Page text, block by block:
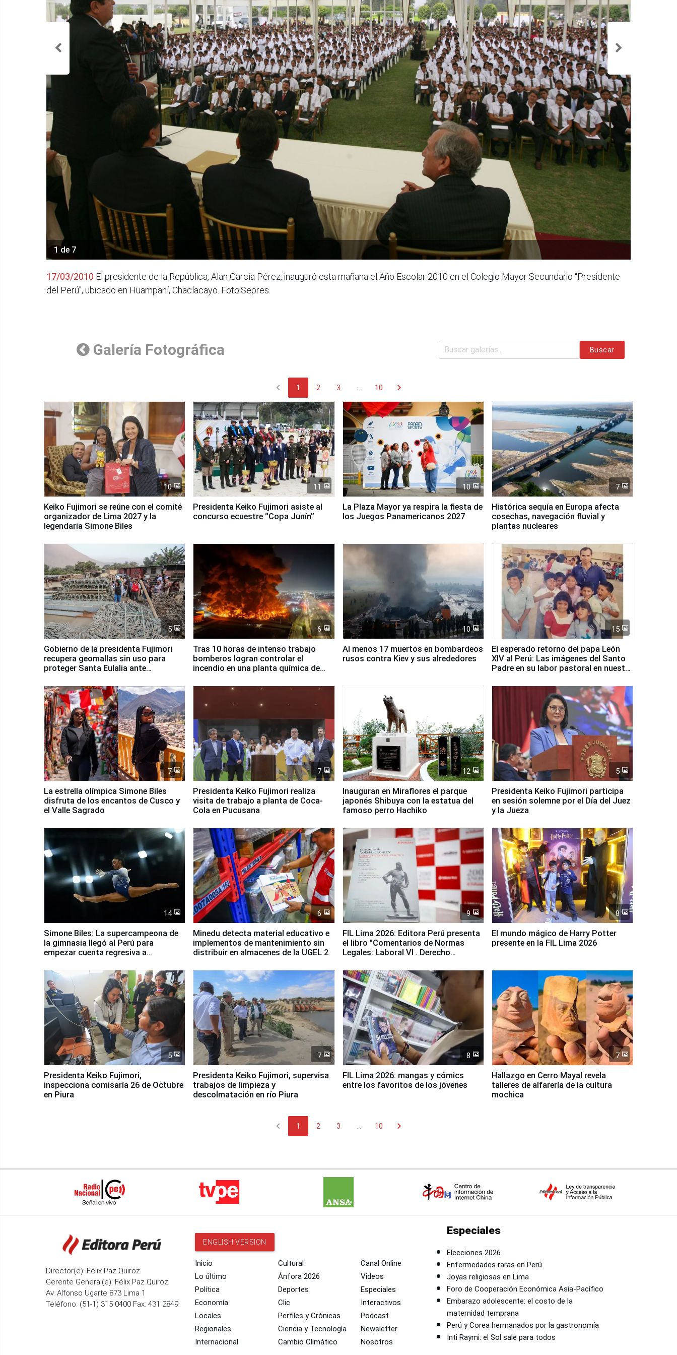
1 de 7
17/03/2010 El presidente de la República, Alan García Pérez, inauguró esta mañana el Año Escolar 2010 en el Colegio Mayor Secundario “Presidente
del Perú”, ubicado en Huampaní, Chaclacayo. Foto:Sepres.
Galería Fotográfica Buscar
chevron_left 1 2 3 10 chevron_right
10
Keiko Fujimori se reúne con el comité
organizador de Lima 2027 y la
legendaria Simone Biles
11
Presidenta Keiko Fujimori asiste al
concurso ecuestre “Copa Junín”
10
La Plaza Mayor ya respira la fiesta de
los Juegos Panamericanos 2027
7
Histórica sequía en Europa afecta
cosechas, navegación fluvial y
plantas nucleares
5
Gobierno de la presidenta Fujimori
recupera geomallas sin uso para
proteger Santa Eulalia ante
6
Tras 10 horas de intenso trabajo
bomberos logran controlar el
incendio en una planta química de
10
Al menos 17 muertos en bombardeos
rusos contra Kiev y sus alrededores
15
El esperado retorno del papa León
XIV al Perú: Las imágenes del Santo
Padre en su labor pastoral en nuestro
7
La estrella olímpica Simone Biles
disfruta de los encantos de Cusco y
el Valle Sagrado
7
Presidenta Keiko Fujimori realiza
visita de trabajo a planta de Coca-
Cola en Pucusana
12
Inauguran en Miraflores el parque
japonés Shibuya con la estatua del
famoso perro Hachiko
5
Presidenta Keiko Fujimori participa
en sesión solemne por el Día del Juez
y la Jueza
14
Simone Biles: La supercampeona de
la gimnasia llegó al Perú para
empezar cuenta regresiva a
6
Minedu detecta material educativo e
implementos de mantenimiento sin
distribuir en almacenes de la UGEL 2
9
FIL Lima 2026: Editora Perú presenta
el libro "Comentarios de Normas
Legales: Laboral Vl . Derecho
8
El mundo mágico de Harry Potter
presente en la FIL Lima 2026
5
Presidenta Keiko Fujimori,
inspecciona comisaría 26 de Octubre
en Piura
7
Presidenta Keiko Fujimori, supervisa
trabajos de limpieza y
descolmatación en río Piura
8
FIL Lima 2026: mangas y cómics
entre los favoritos de los jóvenes
7
Hallazgo en Cerro Mayal revela
talleres de alfarería de la cultura
mochica
chevron_left 1 2 3 10 chevron_right
Director(e): Félix Paz Quiroz
Gerente General(e): Félix Paz Quiroz
Av. Alfonso Ugarte 873 Lima 1
Teléfono: (51-1) 315 0400 Fax: 431 2849
ENGLISH VERSION
Inicio
Lo último
Política
Economía
Locales
Regionales
Internacional
Cultural
Ánfora 2026
Deportes
Clic
Perfiles y Crónicas
Ciencia y Tecnología
Cambio Climático
Canal Online
Videos
Especiales
Interactivos
Podcast
Newsletter
Nosotros
Especiales
Elecciones 2026
Enfermedades raras en Perú
Joyas religiosas en Lima
Foro de Cooperación Económica Asia-Pacífico
Embarazo adolescente: el costo de la
maternidad temprana
Perú y Corea hermanados por la gastronomía
Inti Raymi: el Sol sale para todos